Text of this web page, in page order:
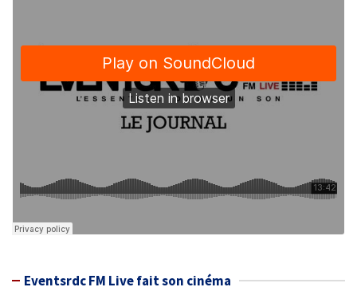
Eventsrdc FM Live fait son cinéma